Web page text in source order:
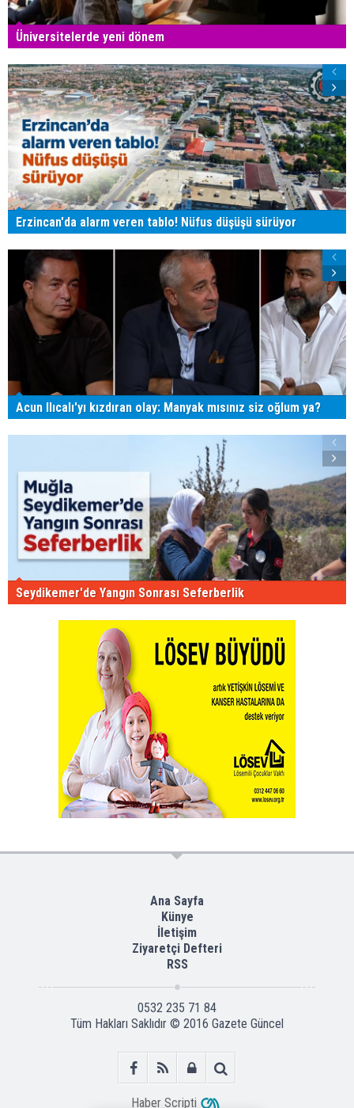
Üniversitelerde yeni dönem
Erzincan'da alarm veren tablo! Nüfus düşüşü sürüyor
Acun Ilıcalı'yı kızdıran olay: Manyak mısınız siz oğlum ya?
Seydikemer'de Yangın Sonrası Seferberlik
Ana Sayfa
Künye
İletişim
Ziyaretçi Defteri
RSS
0532 235 71 84
Tüm Hakları Saklıdır © 2016 Gazete Güncel
Haber Scripti